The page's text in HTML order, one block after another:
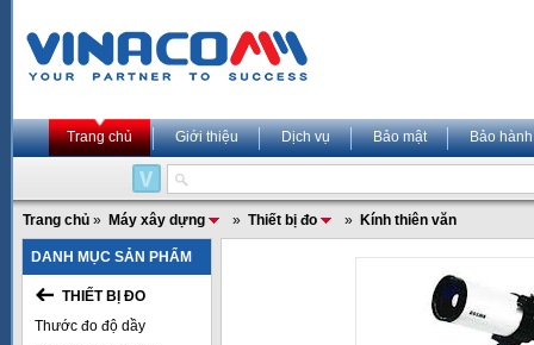
Trang chủ Giới thiệu Dịch vụ Bảo mật Bảo hành
Trang chủ » Máy xây dựng » Thiết bị đo » Kính thiên văn
DANH MỤC SẢN PHẨM
THIẾT BỊ ĐO
Thước đo độ dầy